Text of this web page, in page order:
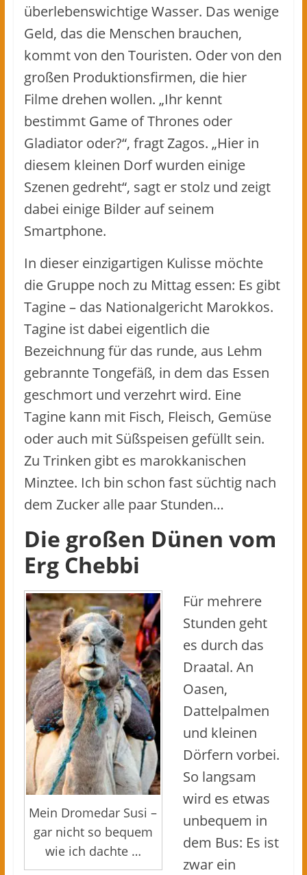
überlebenswichtige Wasser. Das wenige
Geld, das die Menschen brauchen,
kommt von den Touristen. Oder von den
großen Produktionsfirmen, die hier
Filme drehen wollen. „Ihr kennt
bestimmt Game of Thrones oder
Gladiator oder?“, fragt Zagos. „Hier in
diesem kleinen Dorf wurden einige
Szenen gedreht“, sagt er stolz und zeigt
dabei einige Bilder auf seinem
Smartphone.
In dieser einzigartigen Kulisse möchte
die Gruppe noch zu Mittag essen: Es gibt
Tagine – das Nationalgericht Marokkos.
Tagine ist dabei eigentlich die
Bezeichnung für das runde, aus Lehm
gebrannte Tongefäß, in dem das Essen
geschmort und verzehrt wird. Eine
Tagine kann mit Fisch, Fleisch, Gemüse
oder auch mit Süßspeisen gefüllt sein.
Zu Trinken gibt es marokkanischen
Minztee. Ich bin schon fast süchtig nach
dem Zucker alle paar Stunden…
Die großen Dünen vom
Erg Chebbi
Mein Dromedar Susi –
gar nicht so bequem
wie ich dachte …
Für mehrere
Stunden geht
es durch das
Draatal. An
Oasen,
Dattelpalmen
und kleinen
Dörfern vorbei.
So langsam
wird es etwas
unbequem in
dem Bus: Es ist
zwar ein